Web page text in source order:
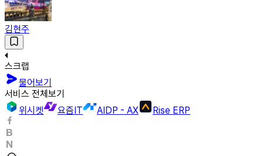
김현주
스크랩
물어보기
서비스 전체보기
위시켓
요즘IT AIDP - AX Rise ERP